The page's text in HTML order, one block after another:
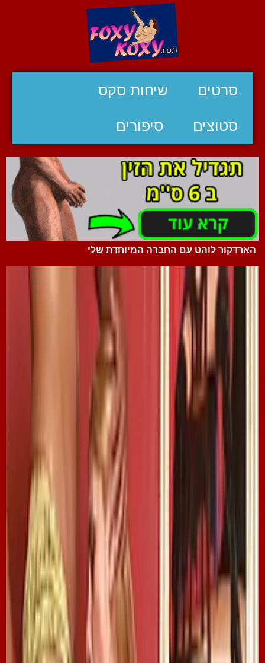
סרטים שיחות סקס
סטוצים סיפורים
הארדקור לוהט עם החברה המיוחדת שלי